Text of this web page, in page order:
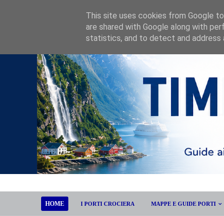
HOME I PORTI CROCIERA MAPPE E GUIDE PORTI
This site uses cookies from Google
are shared with Google along with
statistics, and to detect and address